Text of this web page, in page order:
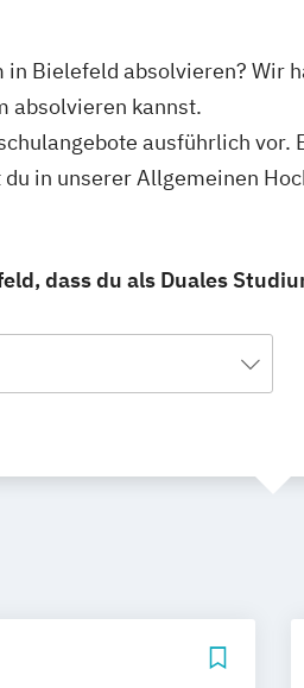
in Bielefeld absolvieren? Wir
absolvieren kannst.
ausführlich
in unserer Allgemeinen
dass du als Duales